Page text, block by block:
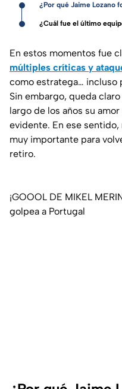
¿Por qué Jaime Lozano
¿Cuál fue el último
En estos momentos fue
múltiples críticas y
como estratega… incluso
Sin embargo, queda
largo de los años su
evidente. En ese
muy importante para
retiro.
¡GOOOL DE MIKEL
golpea a Portugal